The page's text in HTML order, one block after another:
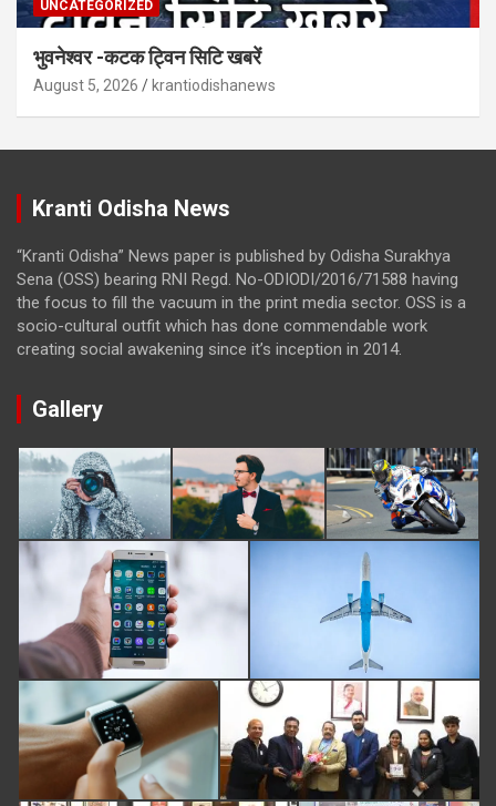
UNCATEGORIZED
भुवनेश्वर -कटक ट्विन सिटि खबरें
August 5, 2026 krantiodishanews
Kranti Odisha News
“Kranti Odisha” News paper is published by Odisha Surakhya
Sena (OSS) bearing RNI Regd. No-ODIODI/2016/71588 having
the focus to fill the vacuum in the print media sector. OSS is a
socio-cultural outfit which has done commendable work
creating social awakening since it’s inception in 2014.
Gallery